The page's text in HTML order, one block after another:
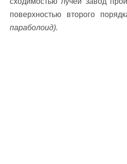
поверхностью второго
параболоид).